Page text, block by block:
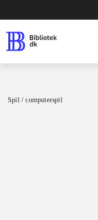
Spil / computerspil